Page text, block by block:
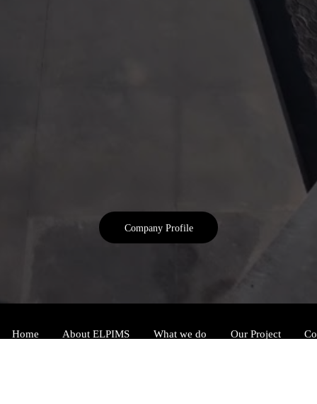
Company Profile
Home About ELPIMS What we do Our Project